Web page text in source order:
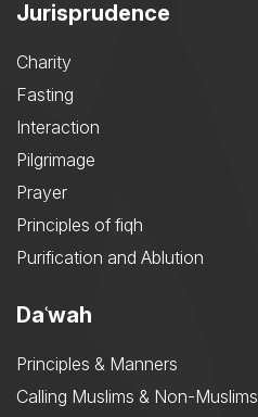
Jurisprudence
Charity
Fasting
Interaction
Pilgrimage
Prayer
Principles of fiqh
Purification and Ablution
Daʿwah
Principles & Manners
Calling Muslims & Non-Muslims